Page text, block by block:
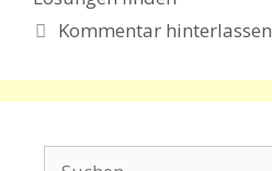
Kommentar hinterlassen